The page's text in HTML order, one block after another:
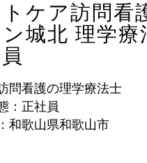
ケア訪問看
ン城北 理学
問看護の理学療法士
：正社員
和歌山県和歌山市